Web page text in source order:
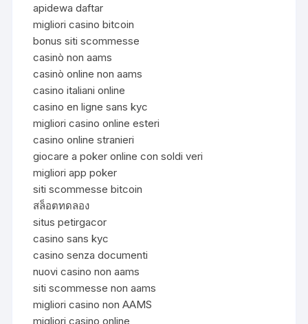
apidewa daftar
migliori casino bitcoin
bonus siti scommesse
casinò non aams
casinò online non aams
casino italiani online
casino en ligne sans kyc
migliori casino online esteri
casino online stranieri
giocare a poker online con soldi veri
migliori app poker
siti scommesse bitcoin
สล็อตทดลอง
situs petirgacor
casino sans kyc
casino senza documenti
nuovi casino non aams
siti scommesse non aams
migliori casino non AAMS
migliori casino online